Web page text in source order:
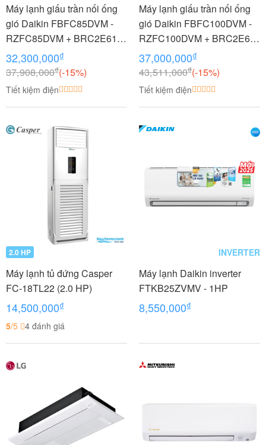
Máy lạnh giấu trần nối ống
gió Daikin FBFC85DVM -
RZFC85DVM + BRC2E61
3.5 HP (3.5 Ngựa) Inverter
32,300,000₫
37,908,000₫(-15%)
Tiết kiệm điện
Máy lạnh giấu trần nối ống
gió Daikin FBFC100DVM -
RZFC100DVM + BRC2E61
4.0 HP (4 Ngựa) Inverter
37,000,000₫
43,511,000₫(-15%)
Tiết kiệm điện
2.0 HP
Máy lạnh tủ đứng Casper
FC-18TL22 (2.0 HP)
14,500,000₫
5/5 4 đánh giá
INVERTER
Máy lạnh Daikin inverter
FTKB25ZVMV - 1HP
8,550,000₫